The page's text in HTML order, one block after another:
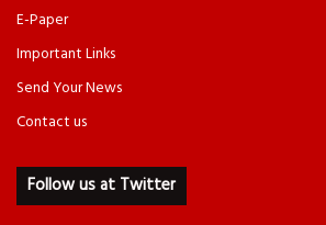
E-Paper
Important Links
Send Your News
Contact us
Follow us at Twitter